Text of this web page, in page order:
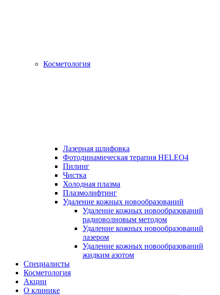
Косметология
Лазерная шлифовка
Фотодинамическая терапия HELEO4
Пилинг
Чистка
Холодная плазма
Плазмолифтинг
Удаление кожных новообразований
Удаление кожных новообразований
радиоволновым методом
Удаление кожных новообразований
лазером
Удаление кожных новообразований
жидким азотом
Специалисты
Косметология
Акции
О клинике